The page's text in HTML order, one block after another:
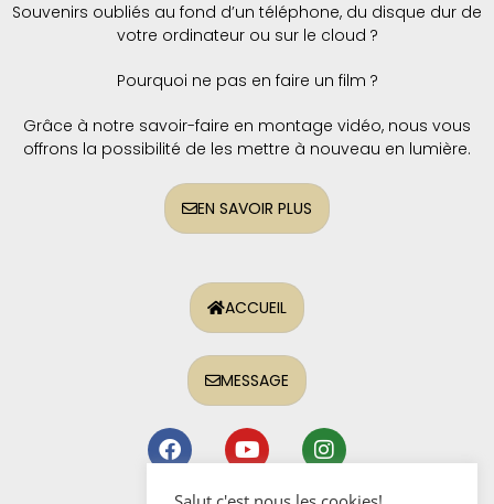
Souvenirs oubliés au fond d’un téléphone, du disque dur de
votre ordinateur ou sur le cloud ?
Pourquoi ne pas en faire un film ?
Grâce à notre savoir-faire en montage vidéo, nous vous
offrons la possibilité de les mettre à nouveau en lumière.
EN SAVOIR PLUS
ACCUEIL
MESSAGE